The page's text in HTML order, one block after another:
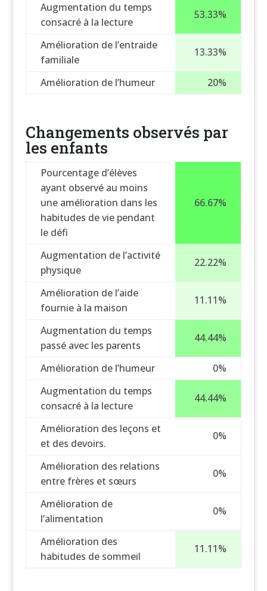
Augmentation du temps
consacré à la lecture
53.33%
Amélioration de l’entraide
familiale
13.33%
Amélioration de l’humeur 20%
Changements observés par
les enfants
Pourcentage d’élèves
ayant observé au moins
une amélioration dans les
habitudes de vie pendant
le défi
66.67%
Augmentation de l’activité
physique
22.22%
Amélioration de l’aide
fournie à la maison
11.11%
Augmentation du temps
passé avec les parents
44.44%
Amélioration de l’humeur
0%
Augmentation du temps
consacré à la lecture
44.44%
Amélioration des leçons et
et des devoirs.
0%
Amélioration des relations
entre frères et sœurs
0%
Amélioration de
l’alimentation
0%
Amélioration des
habitudes de sommeil
11.11%